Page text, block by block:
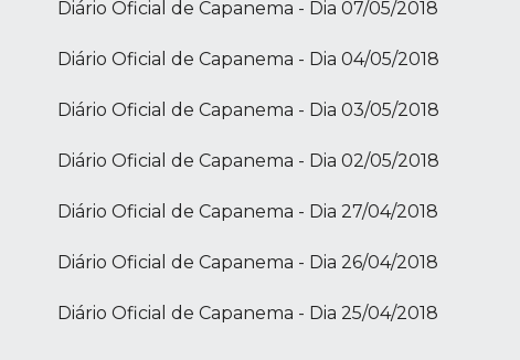
Diário Oficial de Capanema - Dia 07/05/2018
Diário Oficial de Capanema - Dia 04/05/2018
Diário Oficial de Capanema - Dia 03/05/2018
Diário Oficial de Capanema - Dia 02/05/2018
Diário Oficial de Capanema - Dia 27/04/2018
Diário Oficial de Capanema - Dia 26/04/2018
Diário Oficial de Capanema - Dia 25/04/2018